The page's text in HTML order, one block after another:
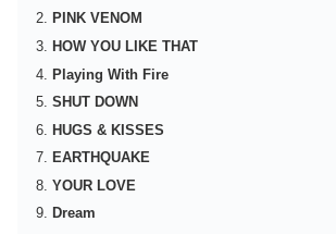
PINK VENOM
HOW YOU LIKE THAT
Playing With Fire
SHUT DOWN
HUGS & KISSES
EARTHQUAKE
YOUR LOVE
Dream